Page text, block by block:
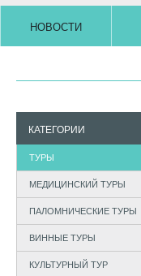
НОВОСТИ
КАТЕГОРИИ
ТУРЫ
МЕДИЦИНСКИЙ ТУРЫ
ПАЛОМНИЧЕСКИЕ ТУРЫ
ВИННЫЕ ТУРЫ
КУЛЬТУРНЫЙ ТУР